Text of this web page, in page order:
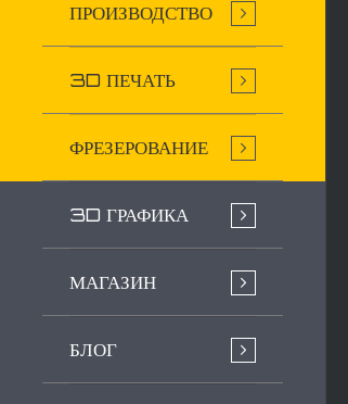
ПРОИЗВОДСТВО
3D ПЕЧАТЬ
ФРЕЗЕРОВАНИЕ
3D ГРАФИКА
МАГАЗИН
БЛОГ